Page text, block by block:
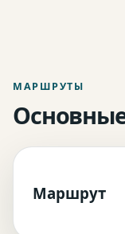
МАРШРУТЫ
Маршрут